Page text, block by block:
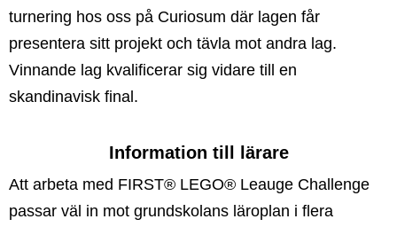
turnering hos oss på Curiosum där lagen får
presentera sitt projekt och tävla mot andra lag.
Vinnande lag kvalificerar sig vidare till en
skandinavisk final.
Information till lärare
Att arbeta med FIRST® LEGO® Leauge Challenge
passar väl in mot grundskolans läroplan i flera